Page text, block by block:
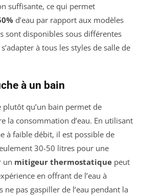
suffisante, ce qui permet
d’eau par rapport aux modèles
sont disponibles sous différentes
à tous les styles de salle de
à un bain
qu’un bain permet de
la consommation d’eau. En utilisant
à faible débit, il est possible de
30-50 litres pour une
un mitigeur thermostatique peut
en offrant de l’eau à
pas gaspiller de l’eau pendant la